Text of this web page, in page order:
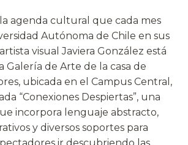
agenda cultural que cada mes
Autónoma de Chile en sus
visual Javiera González está
Galería de Arte de la casa de
ubicada en el Campus Central,
“Conexiones Despiertas”, una
incorpora lenguaje abstracto,
y diversos soportes para